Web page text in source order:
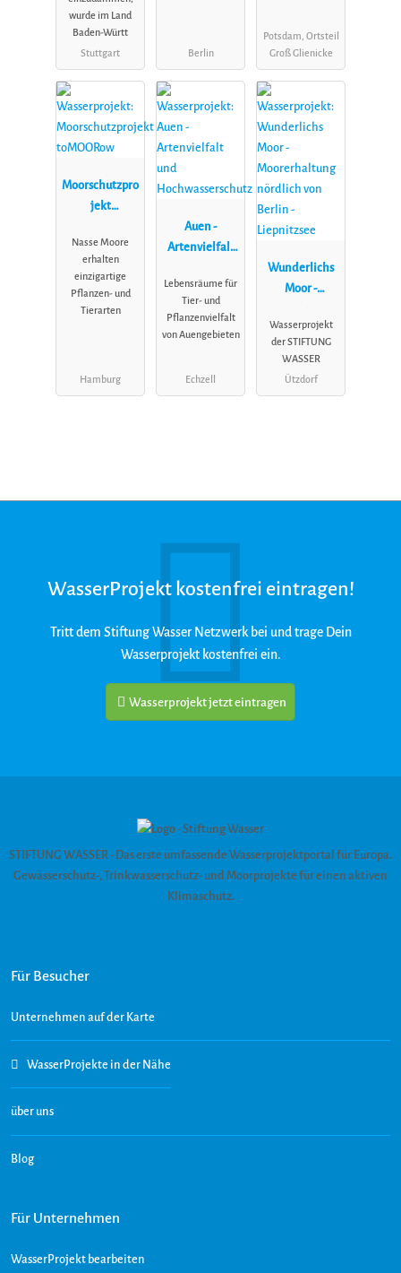
wurde im Land
Baden-Württ
Stuttgart
Berlin
Potsdam, Ortsteil
Groß Glienicke
Moorschutzpro
jekt
Nasse Moore
erhalten
einzigartige
Pflanzen- und
Tierarten
Hamburg
Auen -
Artenvielfalt
Hochwassersc
Lebensräume für
Tier- und
Pflanzenvielfalt
von Auengebieten
Echzell
Wunderlichs
Moor -
nördlich von
Liepnitzsee
Wasserprojekt
der STIFTUNG
WASSER
Ützdorf
WasserProjekt kostenfrei eintragen!
Tritt dem Stiftung Wasser Netzwerk bei und trage Dein
Wasserprojekt kostenfrei ein.
Wasserprojekt jetzt eintragen
STIFTUNG WASSER - Das erste umfassende Wasserprojektportal für Europa.
Gewässerschutz-, Trinkwasserschutz- und Moorprojekte für einen aktiven
Klimaschutz.
Für Besucher
Unternehmen auf der Karte
WasserProjekte in der Nähe
über uns
Blog
Für Unternehmen
WasserProjekt bearbeiten